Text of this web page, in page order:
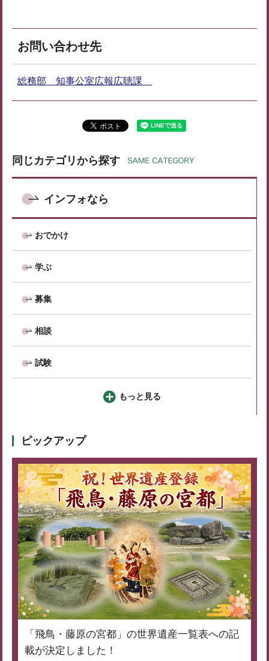
お問い合わせ先
総務部 知事公室広報広聴課
同じカテゴリから探す
インフォなら
おでかけ
学ぶ
募集
相談
試験
もっと見る
ピックアップ
「飛鳥・藤原の宮都」の世界遺産一覧表への記
載が決定しました！